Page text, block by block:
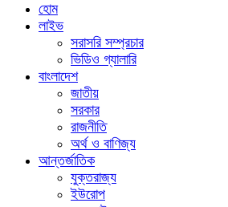
হোম
লাইভ
সরাসরি সম্প্রচার
ভিডিও গ্যালারি
বাংলাদেশ
জাতীয়
সরকার
রাজনীতি
অর্থ ও বাণিজ্য
আন্তর্জাতিক
যুক্তরাজ্য
ইউরোপ